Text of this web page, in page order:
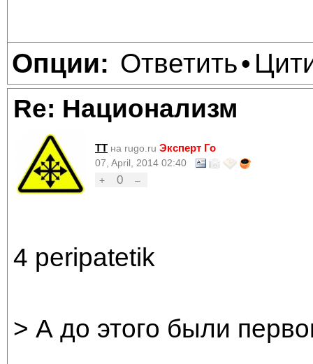
Опции: Ответить•
Re: Национализм
TT на rugo.ru Эксперт Го
07, April, 2014 02:40
+
0 –
4 peripatetik
> А до этого были